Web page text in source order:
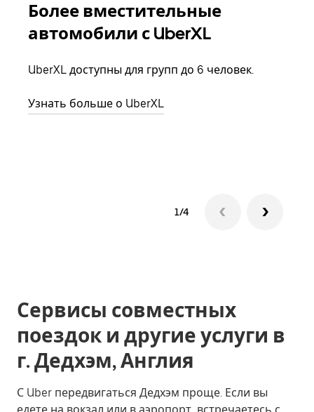
Более вместительные
автомобили с UberXL
UberXL доступны для групп до 6 человек.
Узнать больше о UberXL
1/4
Сервисы совместных
поездок и другие услуги в
г. Дедхэм, Англия
С Uber передвигаться Дедхэм проще. Если вы